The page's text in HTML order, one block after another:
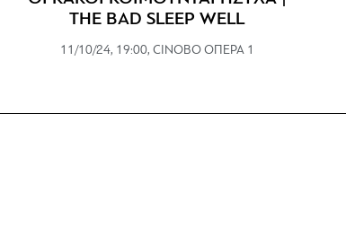
THE BAD SLEEP WELL
11/10/24, 19:00, CINOBO ΟΠΕΡΑ 1